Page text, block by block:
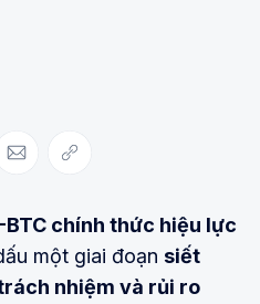
on Pinterest
Share via Email
Copy link
chính thức hiệu lực
một giai đoạn siết
nhiệm và rủi ro